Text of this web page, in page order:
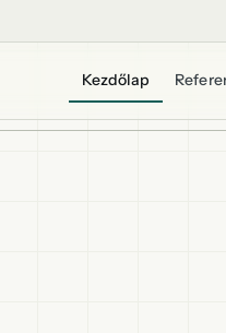
Kezdőlap